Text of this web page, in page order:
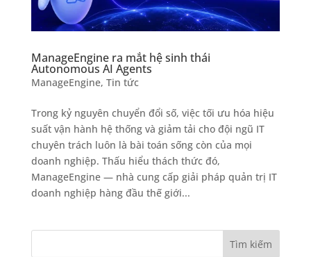
ManageEngine ra mắt hệ sinh thái
Autonomous AI Agents
ManageEngine, Tin tức
Trong kỷ nguyên chuyển đổi số, việc tối ưu hóa hiệu
suất vận hành hệ thống và giảm tải cho đội ngũ IT
chuyên trách luôn là bài toán sống còn của mọi
doanh nghiệp. Thấu hiểu thách thức đó,
ManageEngine — nhà cung cấp giải pháp quản trị IT
doanh nghiệp hàng đầu thế giới...